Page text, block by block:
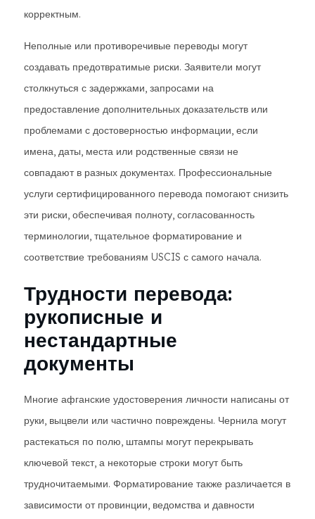
корректным.
Неполные или противоречивые переводы могут
создавать предотвратимые риски. Заявители могут
столкнуться с задержками, запросами на
предоставление дополнительных доказательств или
проблемами с достоверностью информации, если
имена, даты, места или родственные связи не
совпадают в разных документах. Профессиональные
услуги сертифицированного перевода помогают снизить
эти риски, обеспечивая полноту, согласованность
терминологии, тщательное форматирование и
соответствие требованиям USCIS с самого начала.
Трудности перевода:
рукописные и
нестандартные
документы
Многие афганские удостоверения личности написаны от
руки, выцвели или частично повреждены. Чернила могут
растекаться по полю, штампы могут перекрывать
ключевой текст, а некоторые строки могут быть
трудночитаемыми. Форматирование также различается в
зависимости от провинции, ведомства и давности